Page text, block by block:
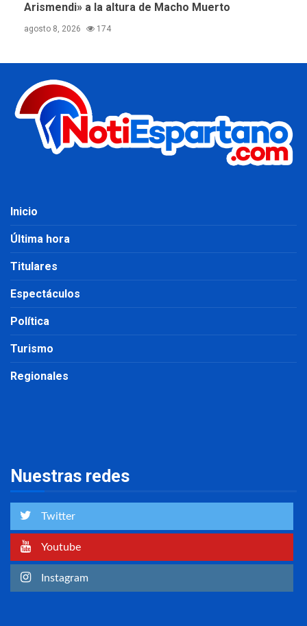
Arismendi» a la altura de Macho Muerto
agosto 8, 2026 174
Inicio
Última hora
Titulares
Espectáculos
Política
Turismo
Regionales
Nuestras redes
Twitter
Youtube
Instagram